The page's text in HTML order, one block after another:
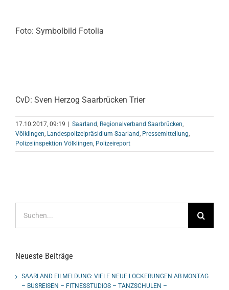
Foto: Symbolbild Fotolia
CvD: Sven Herzog Saarbrücken Trier
17.10.2017, 09:19 | Saarland Regionalverband Saarbrücken
Völklingen Landespolizeipräsidium Saarland Pressemitteilung
Polizeiinspektion Völklingen Polizeireport
nach:
Neueste Beiträge
SAARLAND EILMELDUNG: VIELE NEUE LOCKERUNGEN AB MONTAG
– BUSREISEN – FITNESSTUDIOS – TANZSCHULEN –